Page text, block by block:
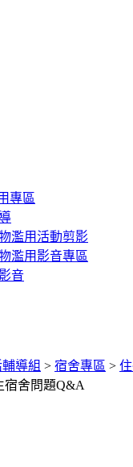
專區
濫用活動剪影
濫用影音專區
音
導組 > 宿舍專區 >
宿舍問題Q&A